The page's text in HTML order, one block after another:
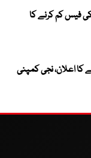
کی فیس کم کرنے کا
کرنے کا اعلان، نجی کمپنی